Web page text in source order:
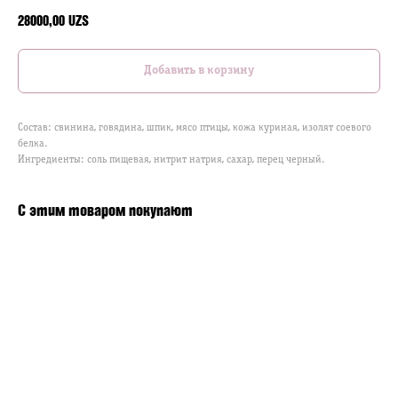
28000,00 UZS
Добавить в корзину
Состав: свинина, говядина, шпик, мясо птицы, кожа куриная, изолят соевого
белка.
Ингредиенты: соль пищевая, нитрит натрия, сахар, перец черный.
С этим товаром покупают